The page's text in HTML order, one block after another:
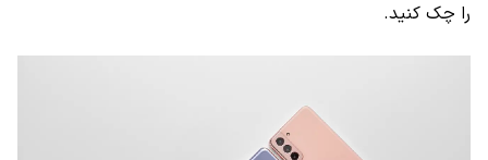
را چک کنید.